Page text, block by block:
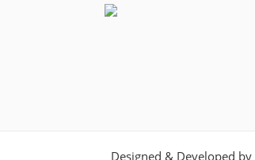
Designed & Developed by